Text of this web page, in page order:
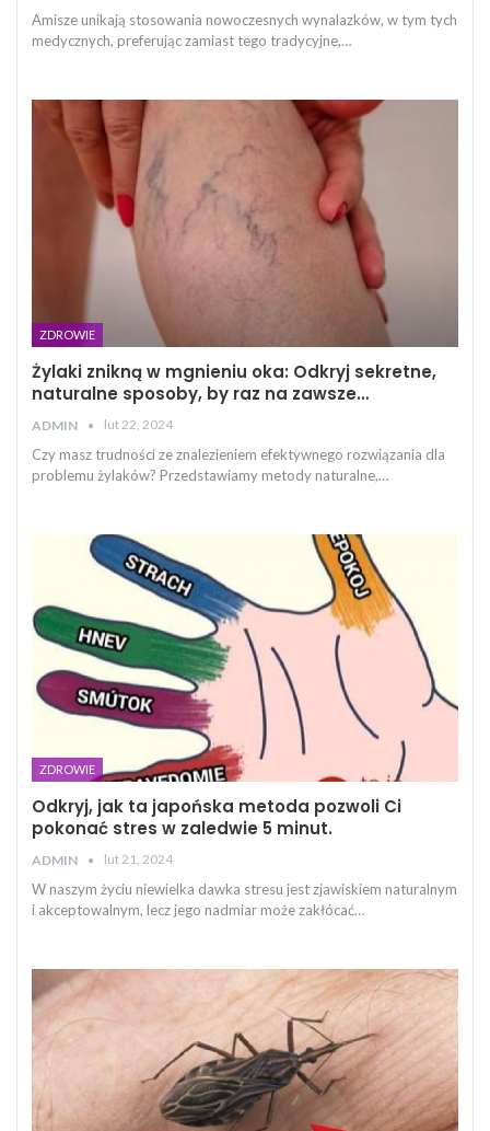
Amisze unikają stosowania nowoczesnych wynalazków, w tym tych
medycznych, preferując zamiast tego tradycyjne,…
ZDROWIE
Żylaki znikną w mgnieniu oka: Odkryj sekretne,
naturalne sposoby, by raz na zawsze…
ADMIN lut 22, 2024
Czy masz trudności ze znalezieniem efektywnego rozwiązania dla
problemu żylaków? Przedstawiamy metody naturalne,…
ZDROWIE
Odkryj, jak ta japońska metoda pozwoli Ci
pokonać stres w zaledwie 5 minut.
ADMIN lut 21, 2024
W naszym życiu niewielka dawka stresu jest zjawiskiem naturalnym
i akceptowalnym, lecz jego nadmiar może zakłócać…